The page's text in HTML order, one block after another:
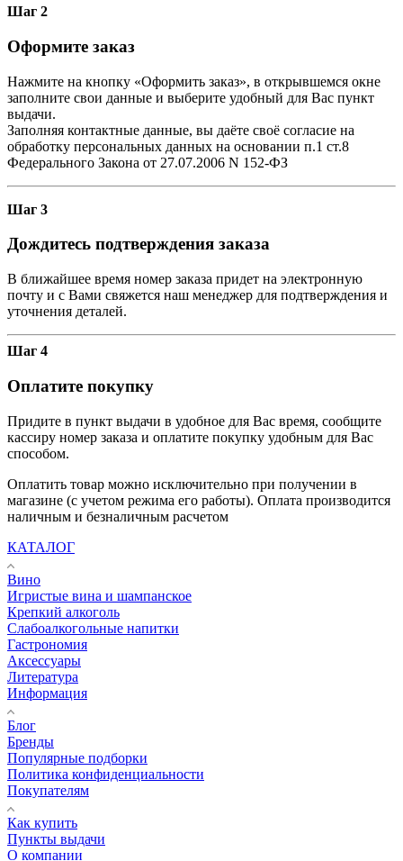
Шаг 2
Оформите заказ
Нажмите на кнопку «Оформить заказ», в открывшемся окне
заполните свои данные и выберите удобный для Вас пункт
выдачи.
Заполняя контактные данные, вы даёте своё согласие на
обработку персональных данных на основании п.1 ст.8
Федерального Закона от 27.07.2006 N 152-ФЗ
Шаг 3
Дождитесь подтверждения заказа
В ближайшее время номер заказа придет на электронную
почту и с Вами свяжется наш менеджер для подтверждения и
уточнения деталей.
Шаг 4
Оплатите покупку
Придите в пункт выдачи в удобное для Вас время, сообщите
кассиру номер заказа и оплатите покупку удобным для Вас
способом.
Оплатить товар можно исключительно при получении в
магазине (с учетом режима его работы). Оплата производится
наличным и безналичным расчетом
КАТАЛОГ
Вино
Игристые вина и шампанское
Крепкий алкоголь
Слабоалкогольные напитки
Гастрономия
Аксессуары
Литература
Информация
Блог
Бренды
Популярные подборки
Политика конфиденциальности
Покупателям
Как купить
Пункты выдачи
О компании